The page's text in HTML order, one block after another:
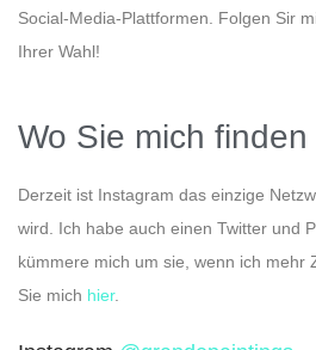
Social-Media-Plattformen. Folgen Sir
Ihrer Wahl!
Wo Sie mich finden
Derzeit ist Instagram das einzige
wird. Ich habe auch einen Twitter und
kümmere mich um sie, wenn ich mehr
Sie mich hier.